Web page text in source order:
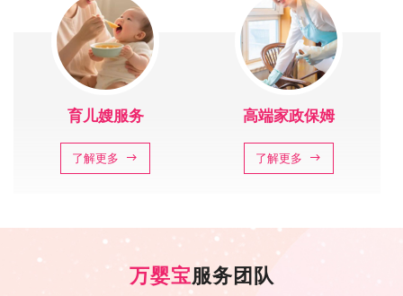
育儿嫂服务
了解更多
高端家政保姆
了解更多
万婴宝服务团队